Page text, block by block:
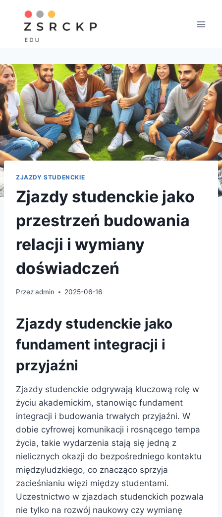
ZJAZDY STUDENCKIE
Zjazdy studenckie jako
przestrzeń budowania
relacji i wymiany
doświadczeń
Przezadmin 2025-06-16
Zjazdy studenckie jako
fundament integracji i
przyjaźni
Zjazdy studenckie odgrywają kluczową rolę w
życiu akademickim, stanowiąc fundament
integracji i budowania trwałych przyjaźni. W
dobie cyfrowej komunikacji i rosnącego tempa
życia, takie wydarzenia stają się jedną z
nielicznych okazji do bezpośredniego kontaktu
międzyludzkiego, co znacząco sprzyja
zacieśnianiu więzi między studentami.
Uczestnictwo w zjazdach studenckich pozwala
nie tylko na rozwój naukowy czy wymianę